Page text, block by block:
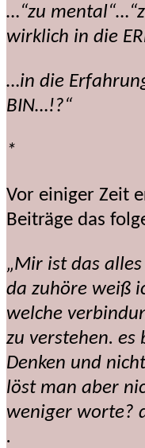
…“zu
wirklich in die
…in die
BIN…!?“
*
Vor einiger Zeit
Beiträge das
„Mir ist das
da zuhöre weiß
welche
zu verstehen.
Denken und
löst man aber
weniger worte?
.